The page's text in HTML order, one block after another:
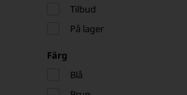
Tilbud
På lager
Färg
Blå